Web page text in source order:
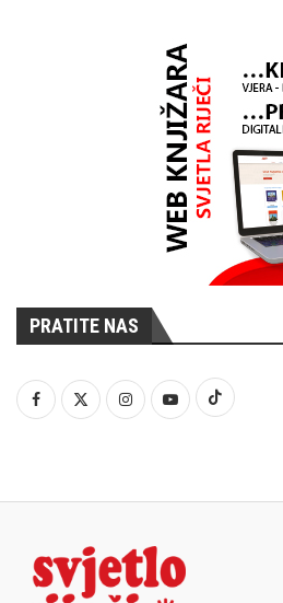
PRATITE NAS